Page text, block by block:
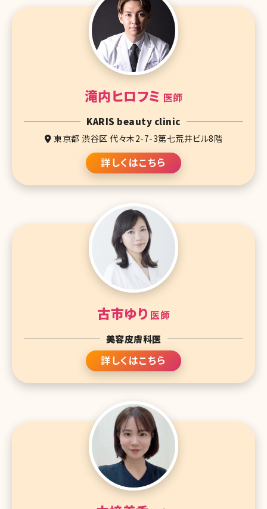
滝内ヒロフミ 医師
KARIS beauty clinic
東京都 渋谷区 代々木2-7-3第七荒井ビル8階
詳しくはこちら
古市ゆり 医師
美容皮膚科医
詳しくはこちら